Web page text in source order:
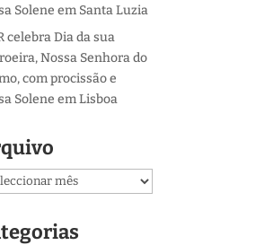
Solene em Santa Luzia
celebra Dia da sua
Nossa Senhora do
com procissão e
Solene em Lisboa